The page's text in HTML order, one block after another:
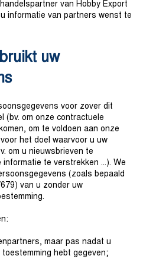
van Hobby Export
informatie van partners wenst te
uw
voor zover dit
(bv. om onze contractuele
om te voldoen aan onze
het doel waarvoor u uw
om u nieuwsbrieven te
te verstrekken ...). We
(zoals bepaald
van u zonder uw
maar pas nadat u
hebt gegeven;